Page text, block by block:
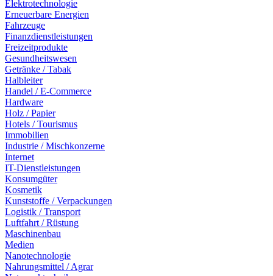
Elektrotechnologie
Erneuerbare Energien
Fahrzeuge
Finanzdienstleistungen
Freizeitprodukte
Gesundheitswesen
Getränke / Tabak
Halbleiter
Handel / E-Commerce
Hardware
Holz / Papier
Hotels / Tourismus
Immobilien
Industrie / Mischkonzerne
Internet
IT-Dienstleistungen
Konsumgüter
Kosmetik
Kunststoffe / Verpackungen
Logistik / Transport
Luftfahrt / Rüstung
Maschinenbau
Medien
Nanotechnologie
Nahrungsmittel / Agrar